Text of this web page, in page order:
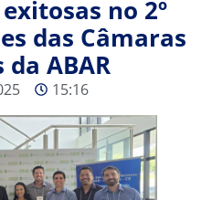
no 2º
das Câmaras
da ABAR
15:16